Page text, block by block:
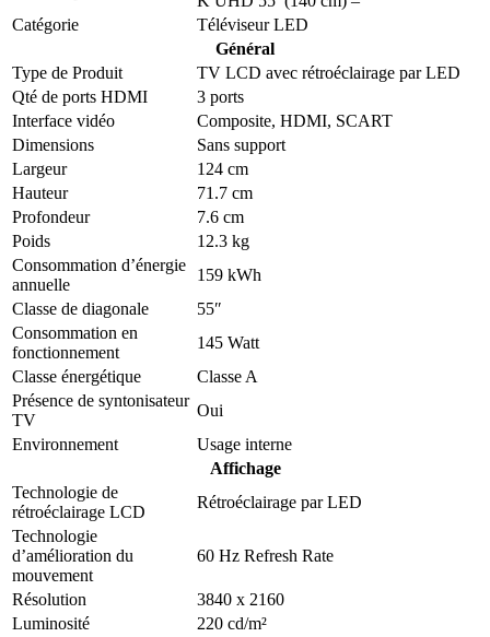
Catégorie
Téléviseur LED
Général
Type de Produit
TV LCD avec rétroéclairage par LED
Qté de ports HDMI
3 ports
Interface vidéo
Composite, HDMI, SCART
Dimensions
Sans support
Largeur
124 cm
Hauteur
71.7 cm
Profondeur
7.6 cm
Poids
12.3 kg
Consommation d’énergie
annuelle
159 kWh
Classe de diagonale
55″
Consommation en
fonctionnement
145 Watt
Classe énergétique
Classe A
Présence de syntonisateur
TV
Oui
Environnement
Usage interne
Affichage
Technologie de
rétroéclairage LCD
Rétroéclairage par LED
Technologie
d’amélioration du
mouvement
60 Hz Refresh Rate
Résolution
3840 x 2160
Luminosité
220 cd/m²